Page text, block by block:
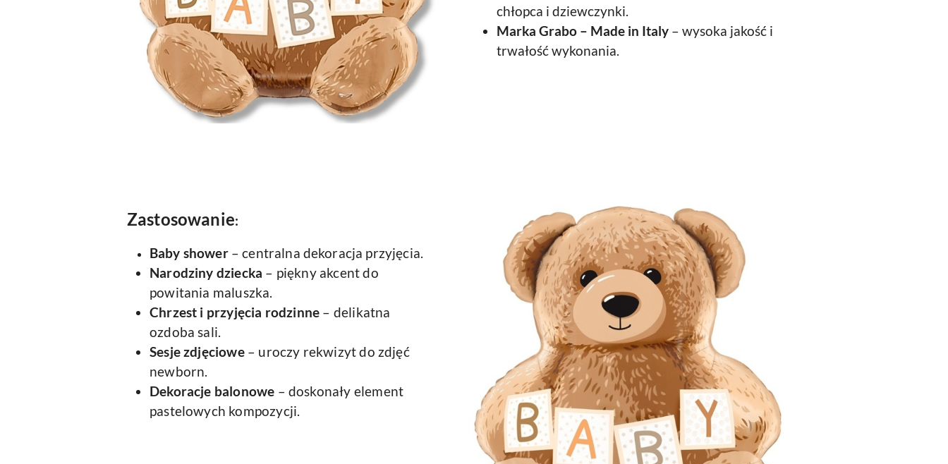
chłopca i dziewczynki.
Marka Grabo – Made in Italy – wysoka jakość i
trwałość wykonania.
Zastosowanie:
Baby shower– centralna dekoracja przyjęcia.
Narodziny dziecka – piękny akcent do
powitania maluszka.
Chrzest i przyjęcia rodzinne – delikatna
ozdoba sali.
Sesje zdjęciowe– uroczy rekwizyt do zdjęć
newborn.
Dekoracje balonowe – doskonały element
pastelowych kompozycji.